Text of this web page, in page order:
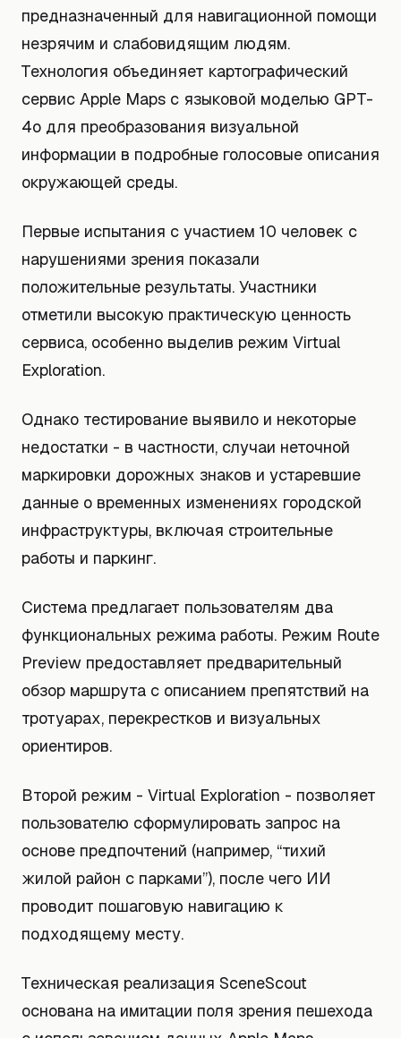
предназначенный для навигационной помощи
незрячим и слабовидящим людям.
Технология объединяет картографический
сервис Apple Maps с языковой моделью GPT-
4o для преобразования визуальной
информации в подробные голосовые описания
окружающей среды.
Первые испытания с участием 10 человек с
нарушениями зрения показали
положительные результаты. Участники
отметили высокую практическую ценность
сервиса, особенно выделив режим Virtual
Exploration.
Однако тестирование выявило и некоторые
недостатки - в частности, случаи неточной
маркировки дорожных знаков и устаревшие
данные о временных изменениях городской
инфраструктуры, включая строительные
работы и паркинг.
Система предлагает пользователям два
функциональных режима работы. Режим Route
Preview предоставляет предварительный
обзор маршрута с описанием препятствий на
тротуарах, перекрестков и визуальных
ориентиров.
Второй режим - Virtual Exploration - позволяет
пользователю сформулировать запрос на
основе предпочтений (например, “тихий
жилой район с парками”), после чего ИИ
проводит пошаговую навигацию к
подходящему месту.
Техническая реализация SceneScout
основана на имитации поля зрения пешехода